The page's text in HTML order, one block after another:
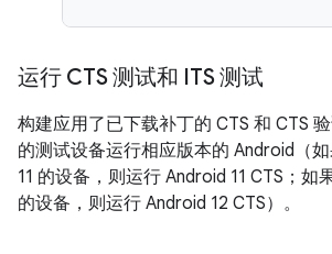
运行 CTS 测试和 ITS 测试
构建应用了已下载补丁的 CTS 和 CTS
的测试设备运行相应版本的 Android（
11 的设备，则运行 Android 11 CTS；如
的设备，则运行 Android 12 CTS）。